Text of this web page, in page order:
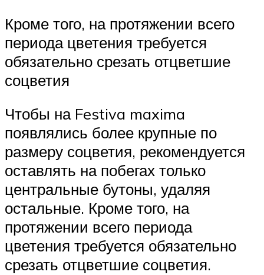
Кроме того, на протяжении всего
периода цветения требуется
обязательно срезать отцветшие
соцветия
Чтобы на Festiva maxima
появлялись более крупные по
размеру соцветия, рекомендуется
оставлять на побегах только
центральные бутоны, удаляя
остальные. Кроме того, на
протяжении всего периода
цветения требуется обязательно
срезать отцветшие соцветия.